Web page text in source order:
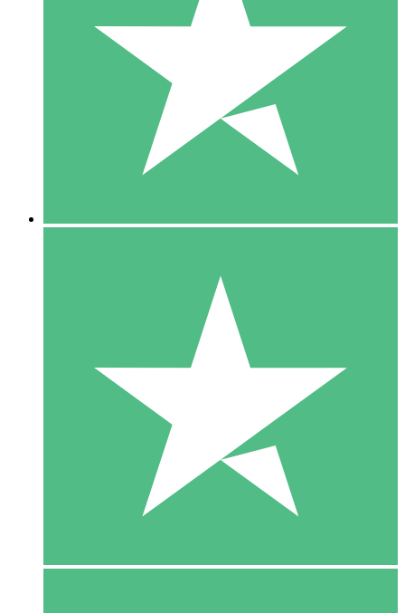
Paga según el uso con créditos de descarga. Sin compromiso
10 00
10 Descargas
20 00